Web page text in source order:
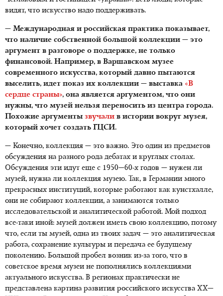
видят, что искусство надо поддерживать.
— Международная и российская практика показывает,
что наличие собственной большой коллекции — это
аргумент в разговоре о поддержке, не только
финансовой. Например, в Варшавском музее
современного искусства, который давно пытаются
выселить, идет показ их коллекции — выставка «В
сердце страны», она является аргументом, что они
нужны, что музей нельзя переносить из центра города.
Похожие аргументы звучали в истории вокруг музея,
который хочет создать ГЦСИ.
— Конечно, коллекция — это важно. Это один из предметов
обсуждения на разного рода дебатах и круглых столах.
Обсуждения эти идут еще с 1950—60-х годов — нужен ли
музей, нужна ли коллекция музею. Так, в Германии много
прекрасных институций, которые работают как кунстхалле,
они не собирают коллекции, а занимаются только
исследовательской и аналитической работой. Мой подход
все-таки иной: музей должен иметь свою коллекцию, потому
что, если ты музей, одна из твоих задач — это аналитическая
работа, сохранение культуры и передача ее будущему
поколению. Большой пробел возник из-за того, что в
советское время музеи не пополнялись коллекциями
актуального искусства. В регионах практически не
представлена картина развития российского искусства XX—